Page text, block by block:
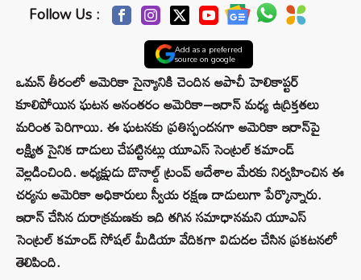
Follow Us :
Add as a preferred
source on google
ఒమన్ తీరంలో అమెరికా సైన్యానికి చెందిన అపాచీ హెలికాప్టర్
కూలిపోయిన ఘటన అనంతరం అమెరికా–ఇరాన్ మధ్య ఉద్రిక్తతలు
మరింత పెరిగాయి. ఈ ఘటనకు ప్రతిస్పందనగా అమెరికా ఇరాన్‌పై
లక్ష్యిత సైనిక దాడులు చేపట్టినట్లు యూఎస్ సెంట్రల్ కమాండ్
వెల్లడించింది. అధ్యక్షుడు డొనాల్డ్ ట్రంప్ ఆదేశాల మేరకు నిర్వహించిన ఈ
చర్యను అమెరికా అధికారులు స్వీయ రక్షణ దాడులుగా పేర్కొన్నారు.
ఇరాన్ చేసిన దురాక్రమణకు ఇది తగిన సమాధానమని యూఎస్
సెంట్రల్ కమాండ్ సోషల్ మీడియా వేదికగా విడుదల చేసిన ప్రకటనలో
తెలిపింది.